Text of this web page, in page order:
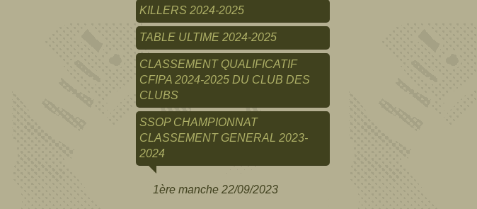
KILLERS 2024-2025
TABLE ULTIME 2024-2025
CLASSEMENT QUALIFICATIF
CFIPA 2024-2025 DU CLUB DES
CLUBS
SSOP CHAMPIONNAT
CLASSEMENT GENERAL 2023-
2024
1ère manche 22/09/2023